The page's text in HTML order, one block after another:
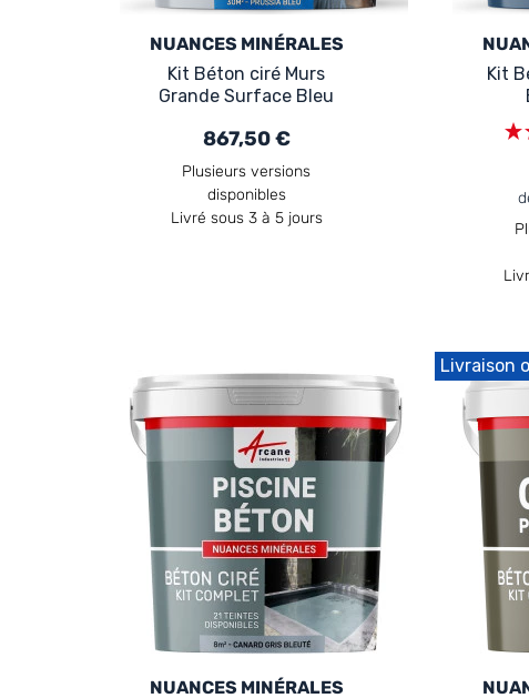
NUANCES MINÉRALES
Kit Béton ciré Murs
Grande Surface Bleu
867,50 €
Plusieurs versions
disponibles
Livré sous 3 à 5 jours
Kit
NUANCES MINÉRALES
Livraison